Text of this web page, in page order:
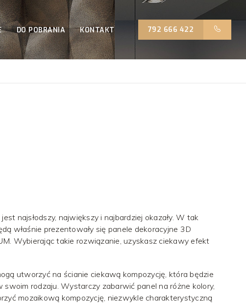
DO POBRANIA KONTAKT 792 666 422
najsłodszy, największy i najbardziej okazały. W tak
właśnie prezentowały się panele dekoracyjne 3D
Wybierając takie rozwiązanie, uzyskasz ciekawy efekt
utworzyć na ścianie ciekawą kompozycję, która będzie
rodzaju. Wystarczy zabarwić panel na różne kolory,
mozaikową kompozycję, niezwykle charakterystyczną